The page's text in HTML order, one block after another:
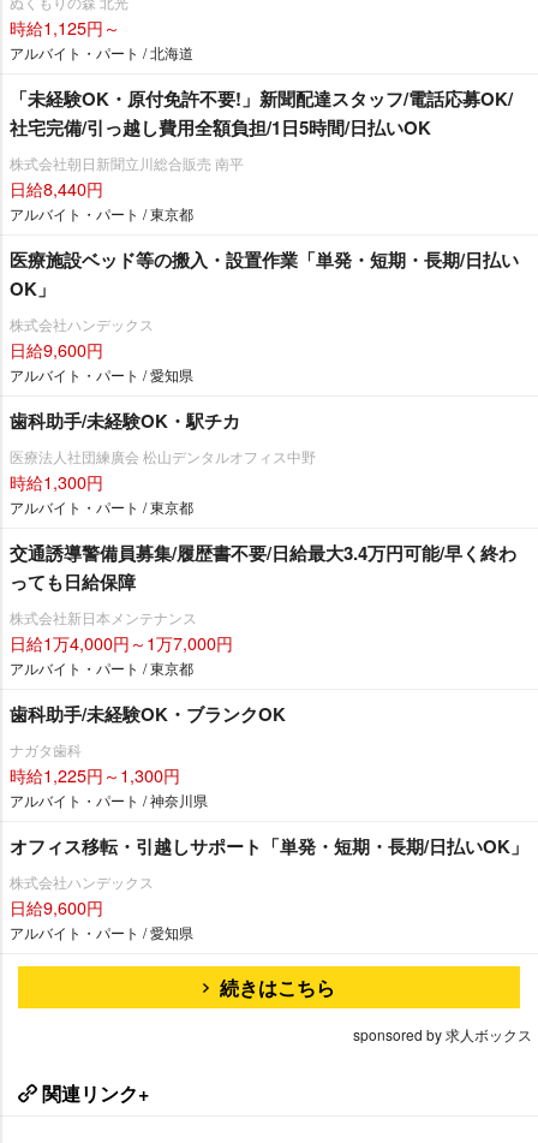
時給1,125円～
アルバイト・パート / 北海道
「未経験OK・原付免許不要!」新聞配達スタッフ/電話応募OK/
社宅完備/引っ越し費用全額負担/1日5時間/日払いOK
株式会社朝日新聞立川総合販売 南平
日給8,440円
アルバイト・パート / 東京都
医療施設ベッド等の搬入・設置作業「単発・短期・長期/日払い
OK」
株式会社ハンデックス
日給9,600円
アルバイト・パート / 愛知県
歯科助手/未経験OK・駅チカ
医療法人社団練廣会 松山デンタルオフィス中野
時給1,300円
アルバイト・パート / 東京都
交通誘導警備員募集/履歴書不要/日給最大3.4万円可能/早く終わ
っても日給保障
株式会社新日本メンテナンス
日給1万4,000円～1万7,000円
アルバイト・パート / 東京都
歯科助手/未経験OK・ブランクOK
ナガタ歯科
時給1,225円～1,300円
アルバイト・パート / 神奈川県
オフィス移転・引越しサポート「単発・短期・長期/日払いOK」
株式会社ハンデックス
日給9,600円
アルバイト・パート / 愛知県
続きはこちら
sponsored by 求人ボックス
関連リンク+